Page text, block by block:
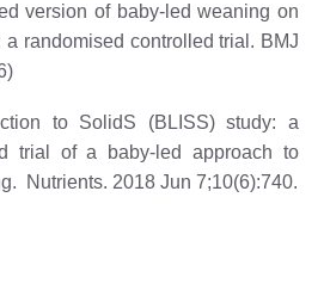
version of baby-led weaning on
a randomised controlled trial. BMJ
to SolidS (BLISS) study: a
trial of a baby-led approach to
Nutrients. 2018 Jun 7;10(6):740.